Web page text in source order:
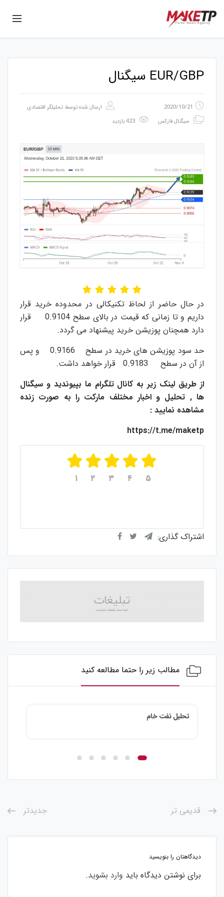
EUR/GBP سیگنال
2020/10/21 ارسال شده توسط تحلیلگر اقتصادی
سیگنال فارکس
در حال حاضر از لحاظ تکنیکالی در محدوده خرید قرار
داریم و تا زمانی که قیمت در بالای سطح 0.9104 قرار
دارد همچنان پوزیشن خرید پیشنهاد می گردد.
حد سود پوزیشن های خرید در سطح 0.9166 و پس
از آن در سطح 0.9183 قرار خواهد داشت.
از طریق لینک زیر به کانال تلگرام ما بپیوندید و سیگنال
ها , تحلیل و اخبار مختلف مارکت را به صورت زنده
مشاهده نمایید :
https://t.me/maketp
۱ ۲ ۳ ۴ ۵
اشتراک گذاری:
مطالب زیر را حتما مطالعه کنید
تحلیل نقره
قدیمی تر جدیدتر
دیدگاهتان را بنویسید
برای نوشتن دیدگاه باید وارد بشوید.